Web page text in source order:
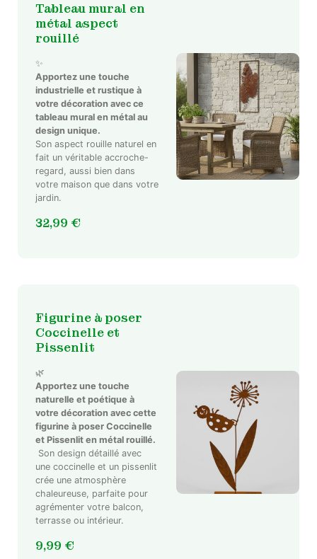
du
produit
Ce
produit
a
plusieurs
Tableau mural en
métal aspect
rouillé
✨
Apportez une touche
industrielle et rustique à
votre décoration avec ce
tableau mural en métal au
design unique.
Son aspect rouille naturel en
fait un véritable accroche-
regard, aussi bien dans
votre maison que dans votre
jardin.
32,99 €
Figurine à poser
Coccinelle et
Pissenlit
🌿
Apportez une touche
naturelle et poétique à
votre décoration avec cette
figurine à poser Coccinelle
et Pissenlit en métal rouillé.
Son design détaillé avec
une coccinelle et un pissenlit
crée une atmosphère
chaleureuse, parfaite pour
agrémenter votre balcon,
terrasse ou intérieur.
9,99 €